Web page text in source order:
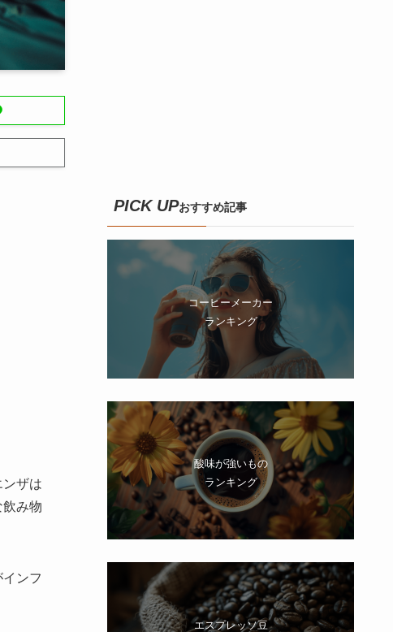
ザは
み物
ンフ
PICK UPおすすめ記事
コーヒーメーカー
ランキング
酸味が強いもの
ランキング
エスプレッソ豆